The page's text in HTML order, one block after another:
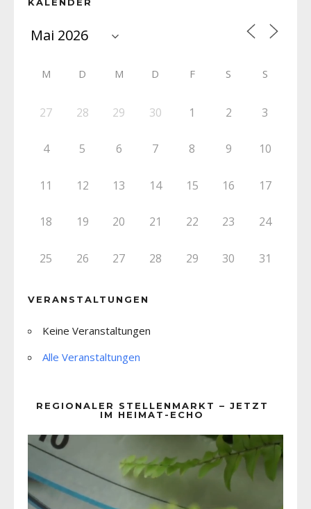
M D M D F S S
27 28 29 30 1 2 3
4 5 6 7 8 9 10
11 12 13 14 15 16 17
18 19 20 21 22 23 24
25 26 27 28 29 30 31
VERANSTALTUNGEN
Keine Veranstaltungen
Alle Veranstaltungen
REGIONALER STELLENMARKT – JETZT
IM HEIMAT-ECHO
Player